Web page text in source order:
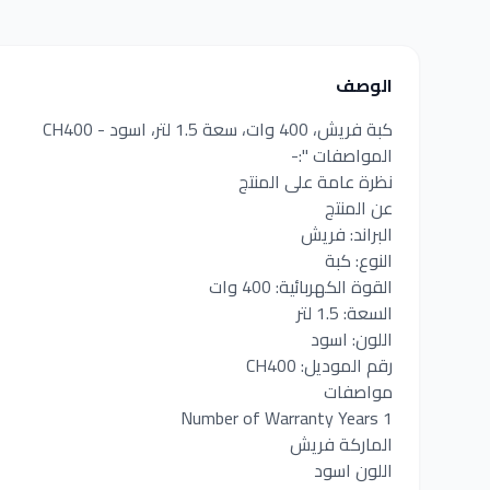
الوصف
كبة فريش، 400 وات، سعة 1.5 لتر، اسود - CH400
المواصفات ":-
نظرة عامة على المنتج
عن المنتج
البراند: فريش
النوع: كبة
القوة الكهربائية: 400 وات
السعة: 1.5 لتر
اللون: اسود
رقم الموديل: CH400
مواصفات
Number of Warranty Years 1
الماركة فريش
اللون اسود